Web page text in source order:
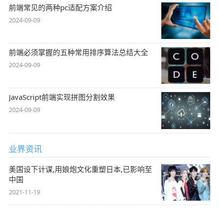
前端常见的两种pc适配方案介绍
2024-09-09
前端必须掌握的五种常用排序算法总结大全
2024-09-09
JavaScript前端实现拼图分割效果
2024-09-09
业界资讯
美国设下计谋,用娘炮文化重塑日本,已影响至
中国
2021-11-19